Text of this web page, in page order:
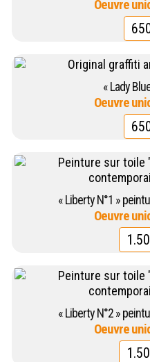
« Lady
« Liberty N°1 »
« Liberty N°2 »